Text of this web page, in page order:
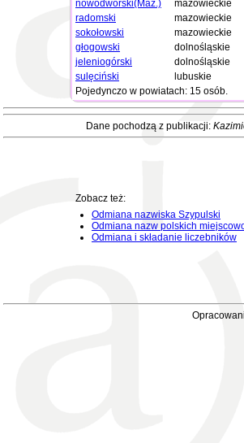
nowodworski(Maz.)
mazowieckie
radomski
mazowieckie
sokołowski
mazowieckie
głogowski
dolnośląskie
jeleniogórski
dolnośląskie
sulęciński
lubuskie
Pojedynczo w powiatach: 15 osób.
Dane pochodzą z publikacji:
Zobacz też:
Odmiana nazwiska Szypulski
Odmiana nazw polskich
Odmiana i składanie liczebników